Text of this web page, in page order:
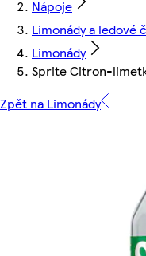
Nápoje
Limonády a ledové
Limonády
Sprite Citron-
Zpět na Limonády